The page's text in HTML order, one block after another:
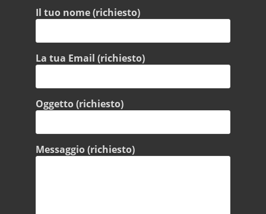
Il tuo nome (richiesto)
La tua Email (richiesto)
Oggetto (richiesto)
Messaggio (richiesto)